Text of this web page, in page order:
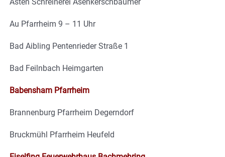
Asten Schreinerei Asenkerschbaumer
Au Pfarrheim 9 – 11 Uhr
Bad Aibling Pentenrieder Straße 1
Bad Feilnbach Heimgarten
Babensham Pfarrheim
Brannenburg Pfarrheim Degerndorf
Bruckmühl Pfarrheim Heufeld